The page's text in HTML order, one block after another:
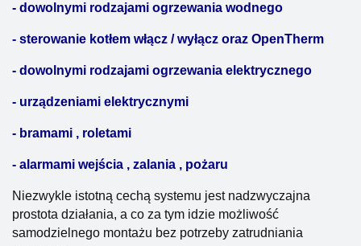
- dowolnymi rodzajami ogrzewania wodnego
- sterowanie kotłem włącz / wyłącz oraz OpenTherm
- dowolnymi rodzajami ogrzewania elektrycznego
- urządzeniami elektrycznymi
- bramami , roletami
- alarmami wejścia , zalania , pożaru
Niezwykle istotną cechą systemu jest nadzwyczajna
prostota działania, a co za tym idzie możliwość
samodzielnego montażu bez potrzeby zatrudniania